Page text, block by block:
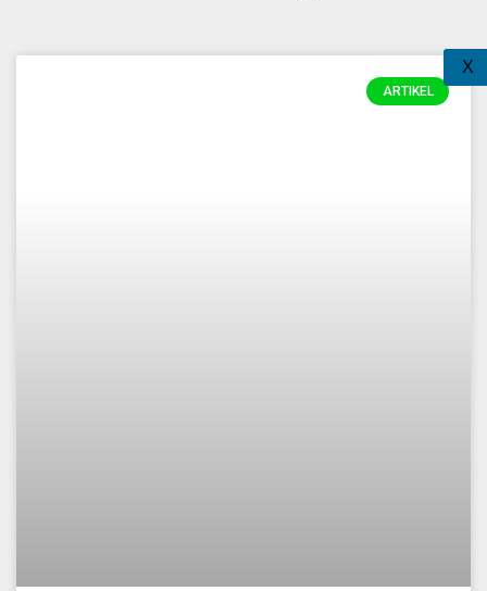
X
ARTIKEL